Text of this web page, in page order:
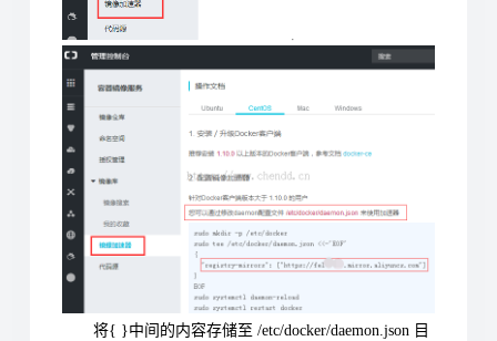
将{ }中间的内容存储至 /etc/docker/daemon.json 目